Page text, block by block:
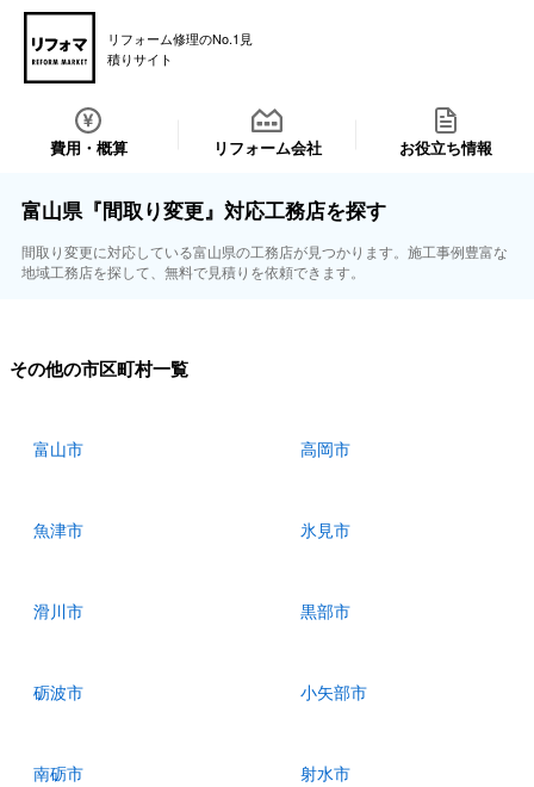
リフォーム修理のNo.1見
積りサイト
費用・概算 リフォーム会社 お役立ち情報
富山県『間取り変更』対応工務店を探す
間取り変更に対応している富山県の工務店が見つかります。施工事例豊富な
地域工務店を探して、無料で見積りを依頼できます。
その他の市区町村一覧
富山市 高岡市
魚津市 氷見市
滑川市 黒部市
砺波市 小矢部市
南砺市 射水市